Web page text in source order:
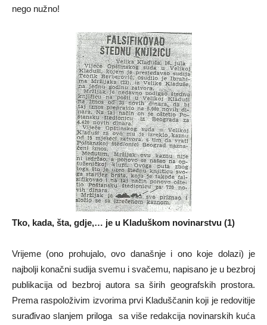
nego nužno!
Tko, kada, šta, gdje,… je u Kladuškom novinarstvu (1)
Vrijeme (ono prohujalo, ovo današnje i ono koje dolazi) je
najbolji konačni sudija svemu i svačemu, napisano je u bezbroj
publikacija od bezbroj autora sa širih geografskih prostora.
Prema raspoloživim izvorima prvi Kladuščanin koji je redovitije
surađivao slanjem priloga sa više redakcija novinarskih kuća